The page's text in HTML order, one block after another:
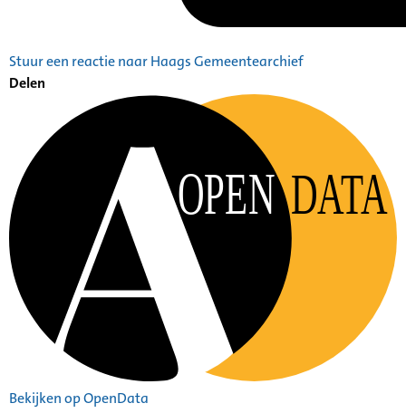
Stuur een reactie naar Haags Gemeentearchief
Delen
OPEN DATA
Bekijken op OpenData